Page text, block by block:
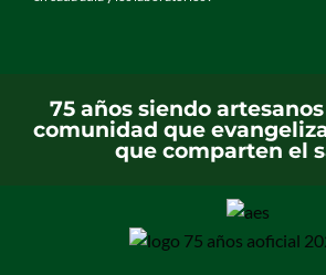
75 años siendo
comunidad que
que comparten el